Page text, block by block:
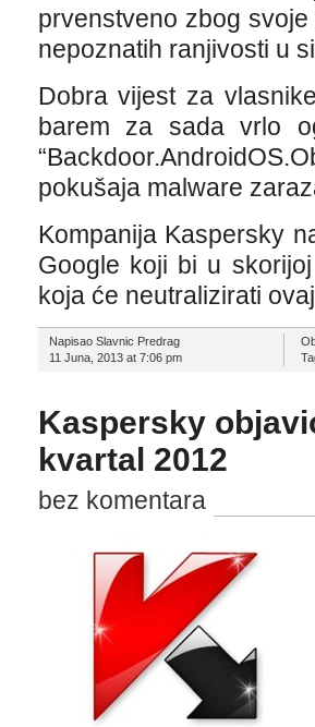
prvenstveno zbog
nepoznatih ranjivosti u
Dobra vijest za
barem za sada vrlo
pokušaja malware
Kompanija Kaspersky
Google koji bi u
koja će neutralizirati
Napisao Slavnic Predrag
11 Juna, 2013 at 7:06 pm
Kaspersky
kvartal 2012
bez komentara